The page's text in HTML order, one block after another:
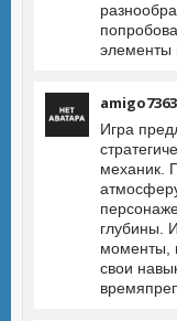
элементы
amigo7363
Игра
механик.
глубины.
моменты,
свои